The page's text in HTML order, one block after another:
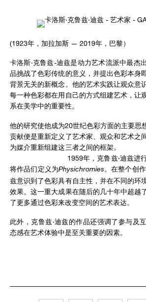
(1923年，加拉加斯 — 2019年，巴黎）
卡洛斯·克鲁兹-迪兹是动力艺术流派中最杰
品挑战了色彩传统的意义，并提出色彩本身
背景无关的新概念。他的艺术实践让观众意
每一种色彩都在用自己的方式组建艺术，让
系在美学中的重要性。
他的研究使他成为20世纪色彩方面的主要思
贡献便是重新定义了艺术家、观众和艺术之
为媒介重新组建这三者
1959年，克鲁兹·迪兹进行了
将作品们定义为Physichromies。在整个创
兹意识到了色彩具有自主性，并在不同的环
效果。这一重大成果在随后的几十年中超越
了更多通过色彩来改变空间的艺术表达。
此外，克鲁兹·迪兹的作品还强调了参与及
态感在艺术体验中是至关重要的因素。